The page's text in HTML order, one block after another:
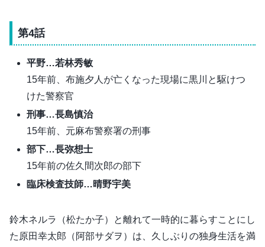
第4話
平野…若林秀敏
15年前、布施夕人が亡くなった現場に黒川と駆けつ
けた警察官
刑事…長島慎治
15年前、元麻布警察署の刑事
部下…長弥想士
15年前の佐久間次郎の部下
臨床検査技師…晴野宇美
鈴木ネルラ（松たか子）と離れて一時的に暮らすことにし
た原田幸太郎（阿部サダヲ）は、久しぶりの独身生活を満